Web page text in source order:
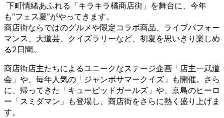
下町情緒あふれる「キラキラ橘商店街」を舞台に、今年
も“フェス夏”がやってきます。
商店街ならではのグルメや限定コラボ商品、ライブパフォー
マンス、大道芸、クイズラリーなど、初夏を思いきり楽しめ
る2日間。
商店街店主たちによるユニークなステージ企画「店主一武道
会」や、毎年人気の「ジャンボサマークイズ」も開催。さら
に、帰ってきた「キューピッドガールズ」や、京島のヒーロ
ー「スミダマン」も登場し、商店街をさらに熱く盛り上げま
す。